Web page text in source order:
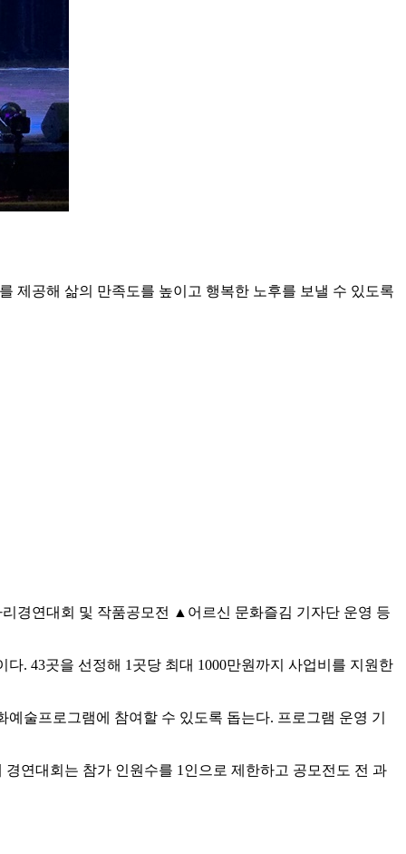
제공해 삶의 만족도를 높이고 행복한 노후를 보낼 수 있도록
경연대회 및 작품공모전 ▲어르신 문화즐김 기자단 운영 등
. 43곳을 선정해 1곳당 최대 1000만원까지 사업비를 지원한
술프로그램에 참여할 수 있도록 돕는다. 프로그램 운영 기
연대회는 참가 인원수를 1인으로 제한하고 공모전도 전 과